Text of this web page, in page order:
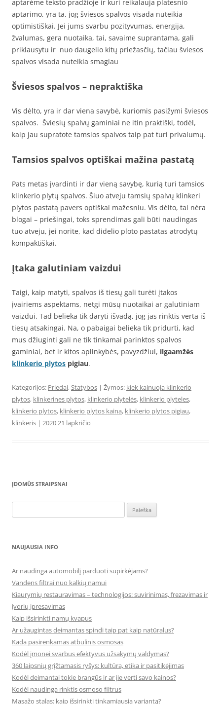
aptarėme teksto pradžioje ir kuri reikalauja platesnio
aptarimo, yra ta, jog šviesos spalvos visada nuteikia
optimistiškai. Jei jums svarbu pozityvumas, energija,
žvalumas, gera nuotaika, tai, savaime suprantama, gali
priklausytu ir nuo daugelio kitų priežasčių, tačiau šviesos
spalvos visada nuteikia smagiau
Šviesos spalvos – nepraktiška
Vis dėlto, yra ir dar viena savybė, kuriomis pasižymi šviesos
spalvos. Šviesių spalvų gaminiai ne itin praktiški, todėl,
kaip jau supratote tamsios spalvos taip pat turi privalumų.
Tamsios spalvos optiškai mažina pastatą
Pats metas įvardinti ir dar vieną savybę, kurią turi tamsios
klinkerio plytų spalvos. Šiuo atveju tamsių spalvų klinkeri
plytos pastatą pavers optiškai mažesniu. Vis dėlto, tai nėra
blogai – priešingai, toks sprendimas gali būti naudingas
tuo atveju, jei norite, kad didelio ploto pastatas atrodytų
kompaktiškai.
Įtaka galutiniam vaizdui
Taigi, kaip matyti, spalvos iš tiesų gali turėti įtakos
įvairiems aspektams, netgi mūsų nuotaikai ar galutiniam
vaizdui. Tad belieka tik daryti išvadą, jog jas rinktis verta iš
tiesų atsakingai. Na, o pabaigai belieka tik pridurti, kad
mus džiuginti gali ne tik tinkamai parinktos spalvos
gaminiai, bet ir kitos aplinkybės, pavyzdžiui, ilgaamžės
klinkerio plytos pigiau.
Kategorijos: Priedai,Statybos | Žymos: kiek kainuoja klinkerio
plytos, klinkerines plytos, klinkerio plytelės, klinkerio plyteles,
klinkerio plytos, klinkerio plytos kaina, klinkerio plytos pigiau,
klinkeris | 2020 21 lapkričio
ĮDOMŪS STRAIPSNAI
NAUJAUSIA INFO
Ar naudinga automobilį parduoti supirkėjams?
Vandens filtrai nuo kalkių namui
Kiaurymių restauravimas – technologijos: suvirinimas, frezavimas ir
įvorių įpresavimas
Kaip išsirinkti namų kvapus
Ar užaugintas deimantas spindi taip pat kaip natūralus?
Kada pasirenkamas atbulinis osmosas
Kodėl įmonei svarbus efektyvus užsakymų valdymas?
360 laipsnių grįžtamasis ryšys: kultūra, etika ir pasitikėjimas
Kodėl deimantai tokie brangūs ir ar jie verti savo kainos?
Kodėl naudinga rinktis osmoso filtrus
Masažo stalas: kaip išsirinkti tinkamiausią variantą?